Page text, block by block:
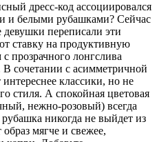
дресс-код ассоциировался
и белыми рубашками? Сейчас
переписали эти
ставку на продуктивную
прозрачного лонгслива
сочетании с асимметричной
классики, но не
стиля. А спокойная цветовая
нежно-розовый) всегда
никогда не выйдет из
мягче и свежее,